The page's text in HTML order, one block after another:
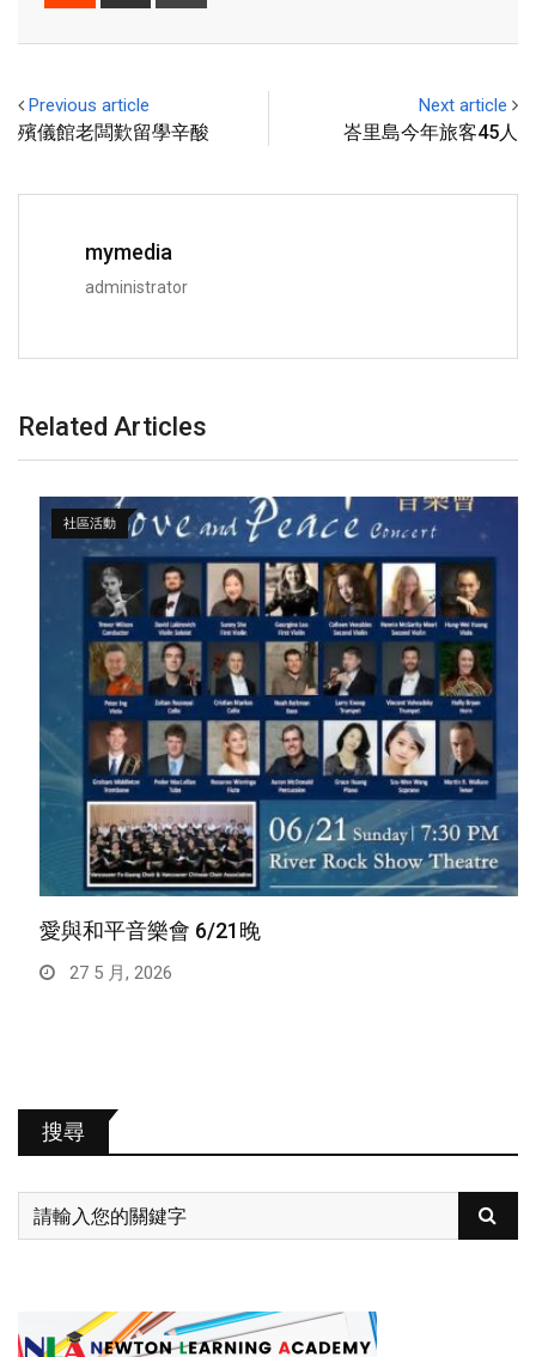
Previous article
殯儀館老闆歎留學辛酸
Next article
峇里島今年旅客45人
mymedia
administrator
Related Articles
社區活動
愛與和平音樂會 6/21晚
27 5 月, 2026
搜尋